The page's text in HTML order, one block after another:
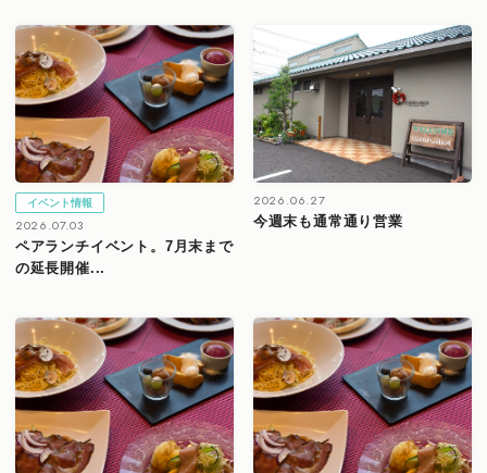
イベント情報
2026.07.03
ペアランチイベント。7月末まで
の延長開催...
2026.06.27
今週末も通常通り営業